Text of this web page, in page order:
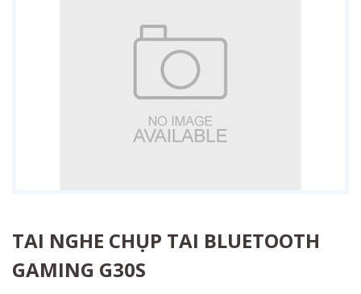
TAI NGHE CHỤP TAI BLUETOOTH
GAMING G30S